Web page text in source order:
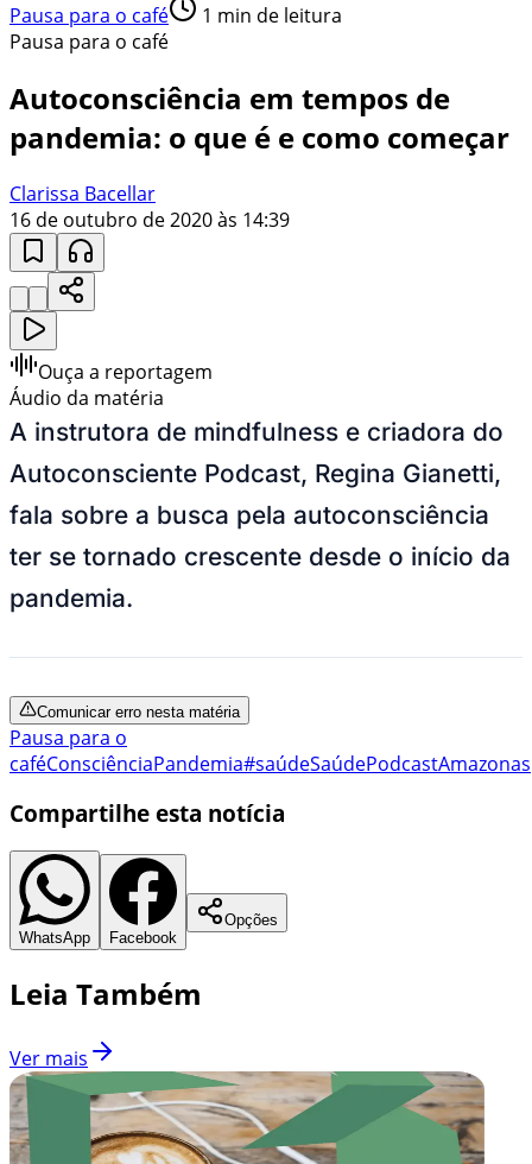
Pausa para o café 1 min de leitura
Pausa para o café
Autoconsciência em tempos de
pandemia: o que é e como começar
Clarissa Bacellar
16 de outubro de 2020 às 14:39
Ouça a reportagem
Áudio da matéria
A instrutora de mindfulness e criadora do
Autoconsciente Podcast, Regina Gianetti,
fala sobre a busca pela autoconsciência
ter se tornado crescente desde o início da
pandemia.
Comunicar erro nesta matéria
Pausa para o
caféConsciênciaPandemia#saúdeSaúdePodcastAmazonas
Compartilhe esta notícia
WhatsApp Facebook
Opções
Leia Também
Ver mais